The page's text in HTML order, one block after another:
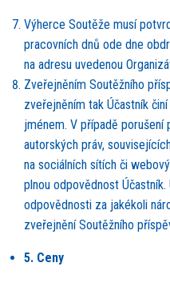
Výherce Soutěže musí
pracovních dnů ode dne
na adresu uvedenou
Zveřejněním Soutěžního
zveřejněním tak Účastník
jménem. V případě
autorských práv,
na sociálních sítích či webov
plnou odpovědnost
odpovědnosti za jakékoli
zveřejněníSoutěžního
5. Ceny